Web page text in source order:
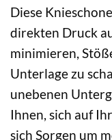
Diese
direkten Druck
minimieren,
Unterlage zu
unebenen
Ihnen, sich auf
sich Sorgen um